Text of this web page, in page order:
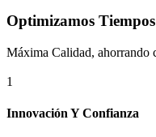
Optimizamos Tiempos
Máxima Calidad, ahorrando
1
Innovación Y Confianza